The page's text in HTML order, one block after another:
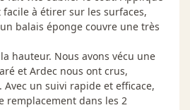
à étirer sur les surfaces,
balais éponge couvre une très
hauteur. Nous avons vécu une
et Ardec nous ont crus,
un suivi rapide et efficace,
remplacement dans les 2